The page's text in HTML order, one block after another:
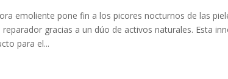
emoliente pone fin a los picores nocturnos de las
gracias a un dúo de activos naturales. Esta
para el...